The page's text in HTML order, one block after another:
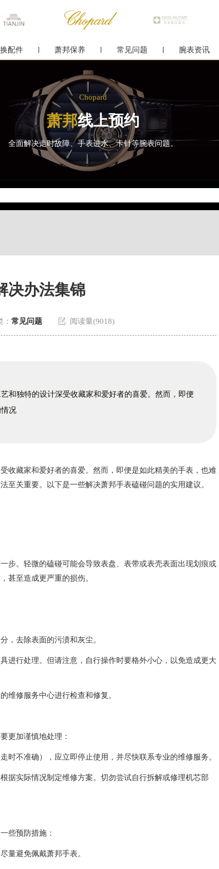
配件 萧邦保养 常见问题 腕表资讯
Chopard
萧邦线上预约
全面解决走时故障、手表进水、卡针等腕表问题。
决办法集锦
： 常见问题  阅读量(9018)
和独特的设计深受收藏家和爱好者的喜爱。然而，即便
况
藏家和爱好者的喜爱。然而，即便是如此精美的手表，也难
关重要。以下是一些解决萧邦手表磕碰问题的实用建议。
。轻微的磕碰可能会导致表盘、表带或表壳表面出现划痕或
甚至造成更严重的损伤。
去除表面的污渍和灰尘。
行处理。但请注意，自行操作时要格外小心，以免造成更大
修服务中心进行检查和修复。
更加谨慎地处理：
不准确），应立即停止使用，并尽快联系专业的维修服务。
实际情况制定维修方案。切勿尝试自行拆解或修理机芯部
些预防措施：
避免佩戴萧邦手表。